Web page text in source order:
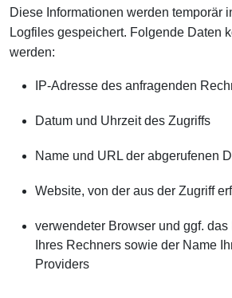
Diese Informationen werden temporär
Logfiles gespeichert. Folgende Daten
werden:
IP-Adresse des anfragenden
Datum und Uhrzeit des Zugriffs
Name und URL der abgerufenen
Website, von der aus der Zugriff
verwendeter Browser und ggf.
Ihres Rechners sowie der Name
Providers